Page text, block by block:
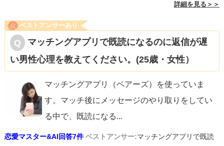
詳細を見る＞＞
ベストアンサーあり
マッチングアプリで既読になるのに返信が遅
い男性心理を教えてください。(25歳・女性）
マッチングアプリ（ペアーズ）を使っていま
す。マッチ後にメッセージのやり取りをしてい
る中で、既読になる...
恋愛マスター&AI回答7件 ベストアンサー:マッチングアプリで既読